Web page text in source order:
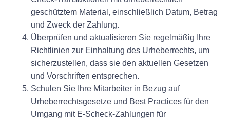
geschütztem Material, einschließlich Datum, Betrag
und Zweck der Zahlung.
Überprüfen und aktualisieren Sie regelmäßig Ihre
Richtlinien zur Einhaltung des Urheberrechts, um
sicherzustellen, dass sie den aktuellen Gesetzen
und Vorschriften entsprechen.
Schulen Sie Ihre Mitarbeiter in Bezug auf
Urheberrechtsgesetze und Best Practices für den
Umgang mit E-Scheck-Zahlungen für